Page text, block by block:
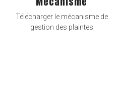
Télécharger le mécanisme de
gestion des plaintes